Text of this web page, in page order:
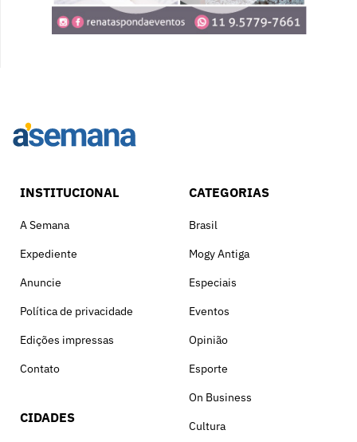
INSTITUCIONAL
A Semana
Expediente
Anuncie
Política de privacidade
Edições impressas
Contato
CIDADES
CATEGORIAS
Brasil
Mogy Antiga
Especiais
Eventos
Opinião
Esporte
On Business
Cultura